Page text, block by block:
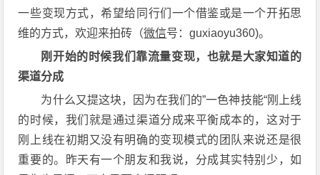
一些变现方式，希望给同行们一个借鉴或是一个开拓思
维的方式，欢迎来拍砖（微信号：guxiaoyu360)。
刚开始的时候我们靠流量变现，也就是大家知道的
渠道分成
为什么又提这块，因为在我们的”一色神技能“刚上线
的时候，我们就是通过渠道分成来平衡成本的，这对于
刚上线在初期又没有明确的变现模式的团队来说还是很
重要的。昨天有一个朋友和我说，分成其实特别少，如